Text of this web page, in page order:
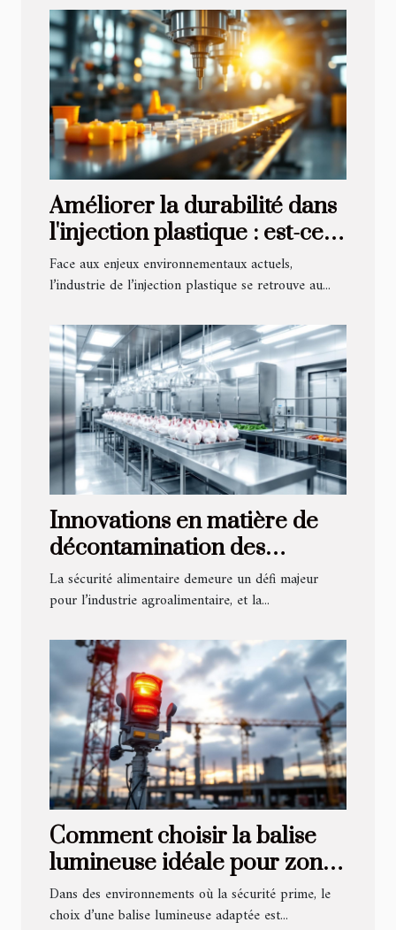
Améliorer la durabilité dans
l'injection plastique : est-ce
possible ?
Face aux enjeux environnementaux actuels,
l’industrie de l’injection plastique se retrouve au...
Innovations en matière de
décontamination des
carcasses pour la sécurité
alimentaire
La sécurité alimentaire demeure un défi majeur
pour l’industrie agroalimentaire, et la...
Comment choisir la balise
lumineuse idéale pour zones
à risque ?
Dans des environnements où la sécurité prime, le
choix d’une balise lumineuse adaptée est...